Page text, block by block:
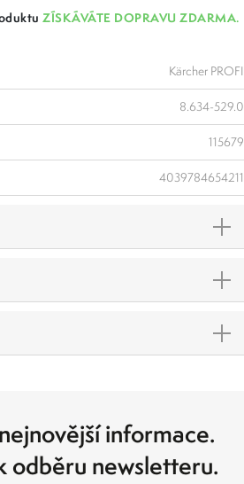
ZÍSKÁVÁTE DOPRAVU ZDARMA.
Kärcher PROFI
8.634-529.0
115679
4039784654211
informace.
odběru newsletteru.